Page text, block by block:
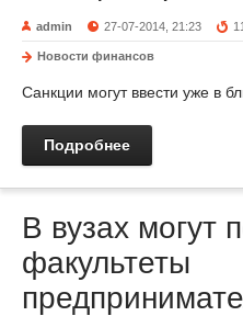
admin 27-07-2014, 21:23
Новости финансов
Санкции могут ввести уже в
Подробнее
В вузах могут
факультеты